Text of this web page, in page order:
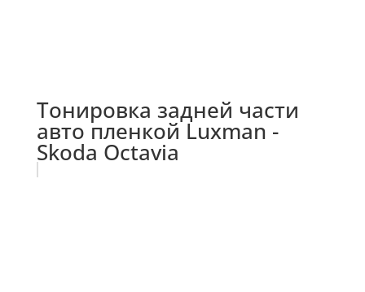
Тонировка задней части
авто пленкой Luxman -
Skoda Octavia